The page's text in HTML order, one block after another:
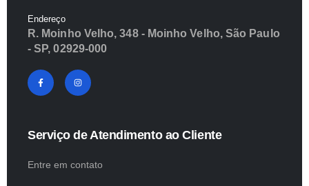
Endereço
R. Moinho Velho, 348 - Moinho Velho, São Paulo
- SP, 02929-000
Serviço de Atendimento ao Cliente
Entre em contato